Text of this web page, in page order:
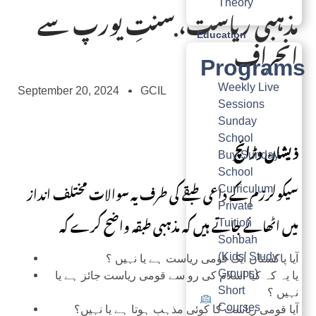
Theory
Education
Programs
Weekly Live
Sessions
Sunday
School
Buy Sunday
School
Curriculum
Private
Tuition
Sohbah
(Kids’ Study
Groups)
Short
Courses
مذہبی ریاست، سنتِ یورپ سے
انحراف
September 20, 2024 GCIL
ذیشان وڑائچ
سیکولرزم کے داعی طبقے کی طرف یہ سوالات مختلف انداز
میں اٹھائے جاتے ہیں کہ مذہبی طبقہ واضح کرے کہ
آیا پاکستان ایک قومی ریاست ہے یا نہیں ؟
یا یہ کہ کیا اسلام کی رو سے قومی ریاست جائز ہے یا
نہیں ؟
آیا قومی ریاست کا کوئی مذہب ہوتا ہے یا نہیں؟